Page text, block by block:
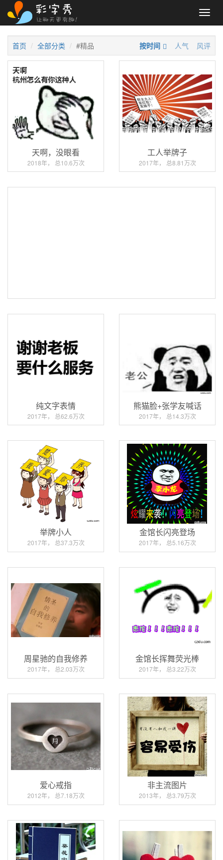
首页 全部分类 #精品 按时间 人气 风评
天啊，没眼看
2018年， 总10.6万次
工人举牌子
2017年， 总8.81万次
纯文字表情
2017年， 总62.6万次
熊猫脸+张学友喊话
2017年， 总14.3万次
举牌小人
2017年， 总37.3万次
金馆长闪亮登场
2017年， 总5.16万次
周星驰的自我修养
2017年， 总2.03万次
金馆长挥舞荧光棒
2017年， 总3.22万次
爱心戒指
2012年， 总7.18万次
非主流图片
2013年， 总3.79万次